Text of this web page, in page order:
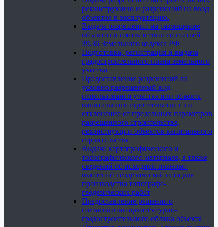
реконструкцию и разрешений на ввод
объектов в эксплуатацию.
Выдача разрешений на размещение
объектов в соответствии со статьей
39.36 Земельного кодекса РФ
Подготовка, регистрация и выдача
градостроительного плана земельного
участка
Предоставление разрешений на
условно разрешенный вид
использования участка или объекта
капитального строительства и на
отклонение от предельных параметров
разрешенного строительства,
реконструкции объектов капитального
строительства
Выдача картографического и
топографического материала, а также
сведений об исходной планово-
высотной геодезической сети для
производства топографо-
геодезических работ
Предоставление решения о
согласовании архитектурно-
градостроительного облика объекта